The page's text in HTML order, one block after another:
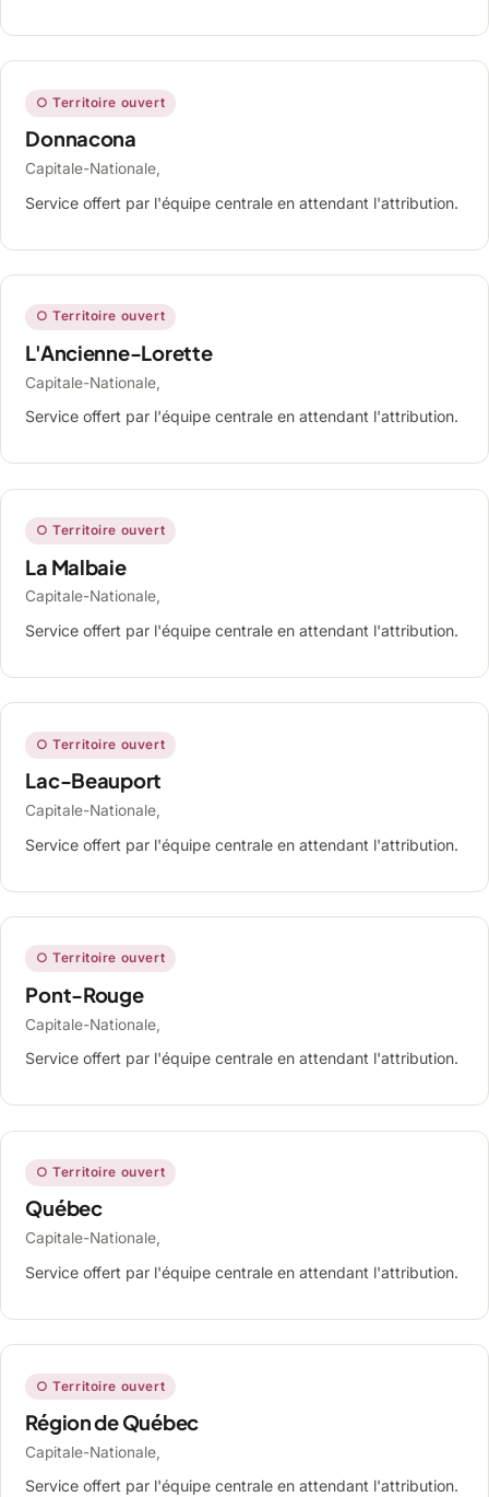
○ Territoire ouvert
Donnacona
Capitale-Nationale,
Service offert par l'équipe centrale en attendant l'attribution.
○ Territoire ouvert
L'Ancienne-Lorette
Capitale-Nationale,
Service offert par l'équipe centrale en attendant l'attribution.
○ Territoire ouvert
La Malbaie
Capitale-Nationale,
Service offert par l'équipe centrale en attendant l'attribution.
○ Territoire ouvert
Lac-Beauport
Capitale-Nationale,
Service offert par l'équipe centrale en attendant l'attribution.
○ Territoire ouvert
Pont-Rouge
Capitale-Nationale,
Service offert par l'équipe centrale en attendant l'attribution.
○ Territoire ouvert
Québec
Capitale-Nationale,
Service offert par l'équipe centrale en attendant l'attribution.
○ Territoire ouvert
Région de Québec
Capitale-Nationale,
Service offert par l'équipe centrale en attendant l'attribution.